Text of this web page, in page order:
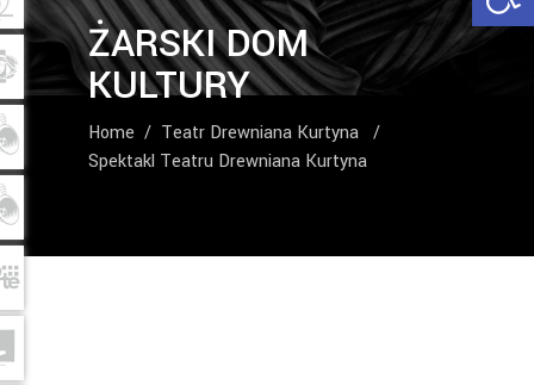
ŻARSKI DOM
KULTURY
Home / Teatr Drewniana Kurtyna /
Spektakl Teatru Drewniana Kurtyna